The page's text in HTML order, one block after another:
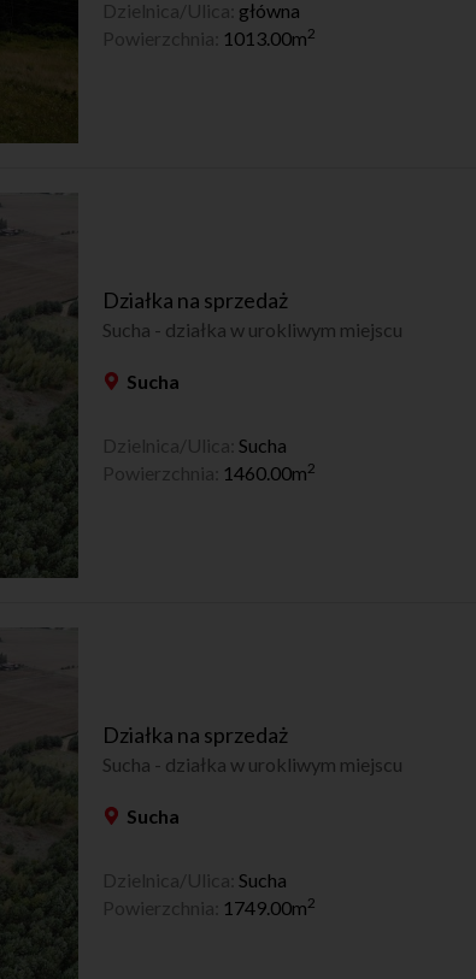
Dzielnica/Ulica: główna
Powierzchnia: 1013.00m2
Działka na sprzedaż
Sucha - działka w urokliwym miejscu
Sucha
Dzielnica/Ulica: Sucha
Powierzchnia: 1460.00m2
Działka na sprzedaż
Sucha - działka w urokliwym miejscu
Sucha
Dzielnica/Ulica: Sucha
Powierzchnia: 1749.00m2